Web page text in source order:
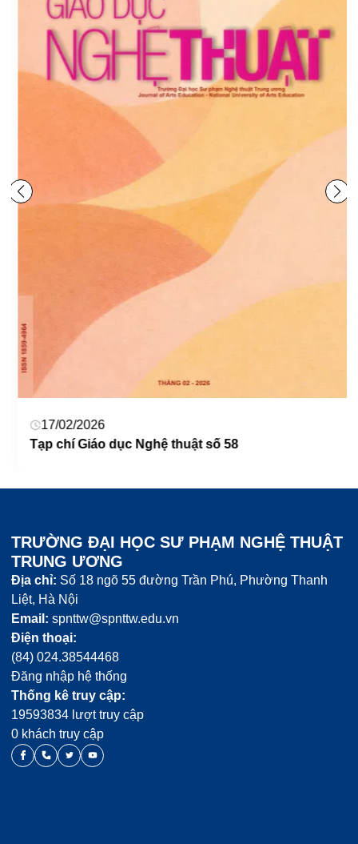
17/02/2026
Tạp chí Giáo dục Nghệ thuật số 58
TRƯỜNG ĐẠI HỌC SƯ PHẠM NGHỆ THUẬT
TRUNG ƯƠNG
Địa chỉ: Số 18 ngõ 55 đường Trần Phú, Phường Thanh
Liệt, Hà Nội
Email: spnttw@spnttw.edu.vn
Điện thoại:
(84) 024.38544468
Đăng nhập hệ thống
Thống kê truy cập:
19593834 lượt truy cập
0 khách truy cập